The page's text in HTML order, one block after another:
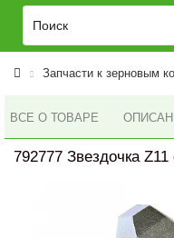
Запчасти к зерновым
ВСЕ О ТОВАРЕ
792777 Звездочка